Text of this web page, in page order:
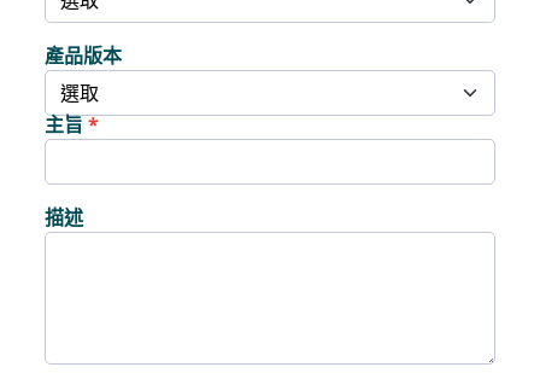
產品版本
主旨
描述